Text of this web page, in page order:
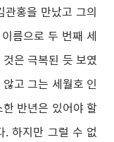
홍을 만났고 그의
름으로 두 번째 세
은 극복된 듯 보였
고 그는 세월호 인
반년은 있어야 할
. 하지만 그럴 수 없